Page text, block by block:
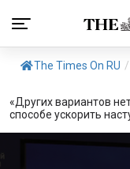
The Times On RU /
«Других вариантов
способе ускорить